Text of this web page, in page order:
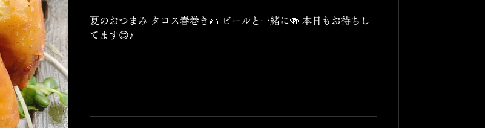
夏のおつまみ タコス春巻き🌮 ビールと一緒に🍻 本日もお待ちし
てます😊♪